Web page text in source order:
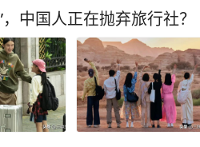
中国人正在抛弃旅行社？